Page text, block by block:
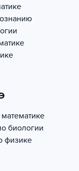
биологии
физике